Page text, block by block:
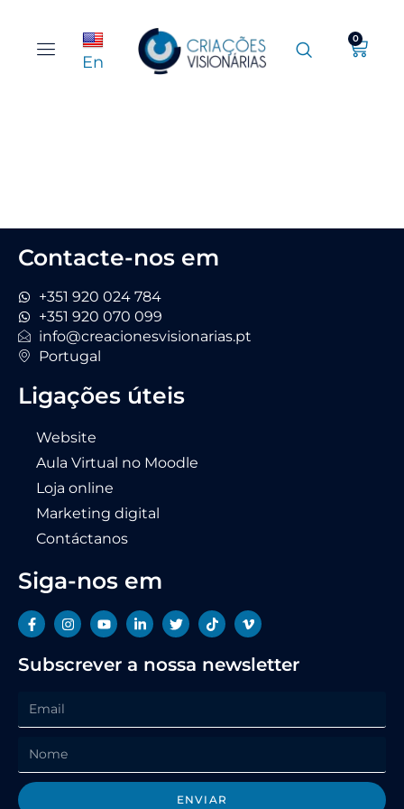
En
0
Contacte-nos em
+351 920 024 784
+351 920 070 099
info@creacionesvisionarias.pt
Portugal
Ligações úteis
Website
Aula Virtual no Moodle
Loja online
Marketing digital
Contáctanos
Siga-nos em
Subscrever a nossa newsletter
ENVIAR